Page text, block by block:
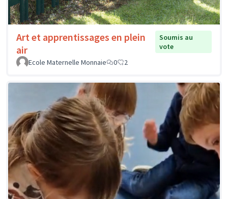
Art et apprentissages en plein
air
Soumis au
vote
Ecole Maternelle Monnaie
0 2